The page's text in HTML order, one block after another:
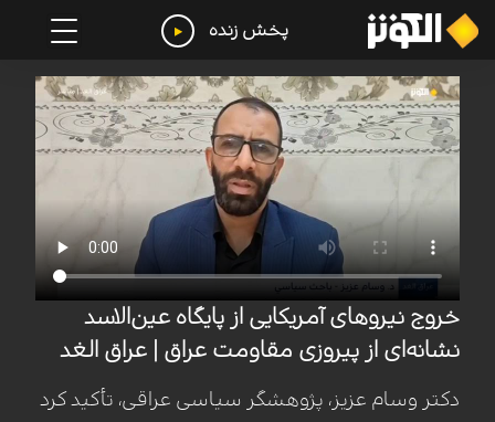
پخش زنده
خروج نیروهای آمریکایی از پایگاه عین‌الاسد
نشانه‌ای از پیروزی مقاومت عراق | عراق الغد
دکتر وسام عزیز، پژوهشگر سیاسی عراقی، تأکید کرد